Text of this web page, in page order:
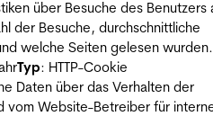
über Besuche des Benutzers
der Besuche, durchschnittliche
welche Seiten gelesen wurden.
Typ: HTTP-Cookie
Daten über das Verhalten der
vom Website-Betreiber für